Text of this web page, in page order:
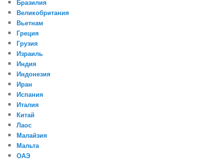
Бразилия
Великобритания
Вьетнам
Греция
Грузия
Израиль
Индия
Индонезия
Иран
Испания
Италия
Китай
Лаос
Малайзия
Мальта
ОАЭ